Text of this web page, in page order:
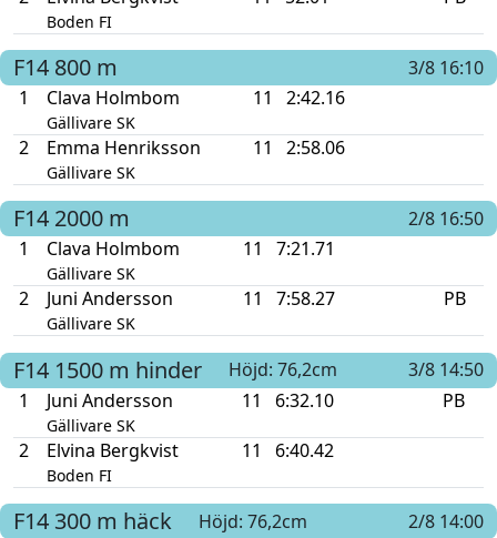
Boden FI
F14 800 m
3/8 16:10
1
Clava Holmbom
Gällivare SK
11 2:42.16
2 Emma Henriksson
Gällivare SK
11 2:58.06
F14 2000 m
2/8 16:50
1
Clava Holmbom
Gällivare SK
11 7:21.71
2 Juni Andersson
Gällivare SK
11 7:58.27 PB
F14 1500 m hinder Höjd: 76,2cm
3/8 14:50
1
Juni Andersson
Gällivare SK
11 6:32.10 PB
2 Elvina Bergkvist
Boden FI
11 6:40.42
F14 300 m häck Höjd: 76,2cm
2/8 14:00